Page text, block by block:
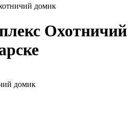
домик
Охотничий
домик